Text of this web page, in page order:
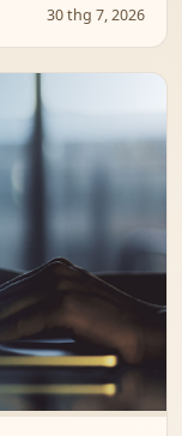
30 thg 7, 2026